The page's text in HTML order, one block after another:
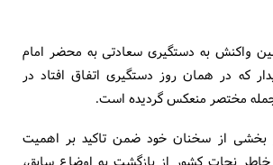
واکنش به دستگیری سعادتی به محضر امام
که در همان روز دستگیری اتفاق افتاد در
جمله مختصر منعکس گردیده است.
بخشی از سخنان خود ضمن تاکید بر اهمیت
نجات کشور از بازگشت به اوضاع سابق،